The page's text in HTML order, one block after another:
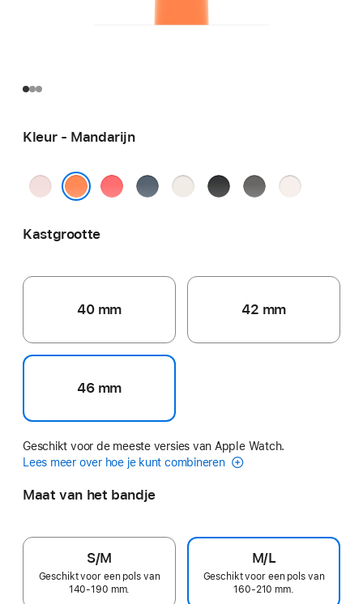
Kleur - Mandarijn
Zachtroze GuaverozeAnkerblauwSterrenlicht
Zwart RotsgrijsRosé
Kastgrootte
40 mm 42 mm
46 mm
Geschikt voor de meeste versies van Apple Watch.
Lees meer over hoe je kunt combineren
Maat van het bandje
S/M
Geschikt voor een pols van
140-190 mm.
M/L
Geschikt voor een pols van
160-210 mm.